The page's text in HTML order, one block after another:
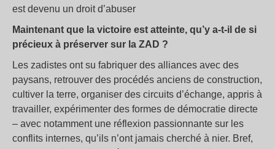
est devenu un droit d’abuser
Maintenant que la victoire est atteinte, qu’y a-t-il de si
précieux à préserver sur la ZAD ?
Les zadistes ont su fabriquer des alliances avec des
paysans, retrouver des procédés anciens de construction,
cultiver la terre, organiser des circuits d’échange, appris à
travailler, expérimenter des formes de démocratie directe
– avec notamment une réflexion passionnante sur les
conflits internes, qu’ils n’ont jamais cherché à nier. Bref,